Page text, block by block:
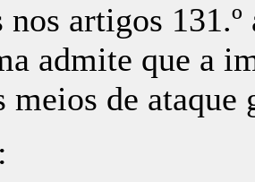
artigos
admite que a
meios de ataque